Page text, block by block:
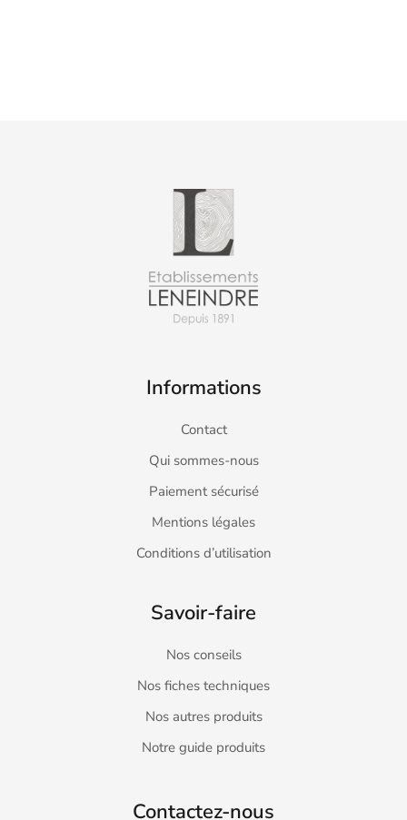
Informations
Contact
Qui sommes-nous
Paiement sécurisé
Mentions légales
Conditions d’utilisation
Savoir-faire
Nos conseils
Nos fiches techniques
Nos autres produits
Notre guide produits
Contactez-nous